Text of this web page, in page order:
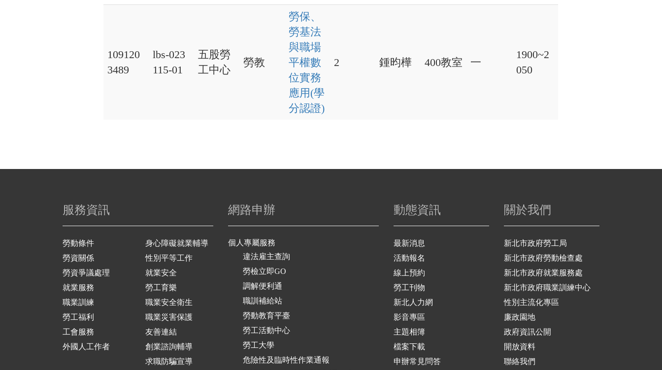
109120
3489
lbs-023
115-01
五股勞
工中心
勞教
勞保、
勞基法
與職場
平權數
位實務
應用(學
分認證)
2 鍾昀樺 400教室 一
1900~2
050
服務資訊
勞動條件
勞資關係
勞資爭議處理
就業服務
職業訓練
勞工福利
工會服務
外國人工作者
身心障礙就業輔導
性別平等工作
就業安全
勞工育樂
職業安全衛生
職業災害保護
友善連結
創業諮詢輔導
求職防騙宣導
網路申辦
個人專屬服務
違法雇主查詢
勞檢立即GO
調解便利通
職訓補給站
勞動教育平臺
勞工活動中心
勞工大學
危險性及臨時性作業通報
動態資訊
最新消息
活動報名
線上預約
勞工刊物
新北人力網
影音專區
主題相簿
檔案下載
申辦常見問答
關於我們
新北市政府勞工局
新北市政府勞動檢查處
新北市政府就業服務處
新北市政府職業訓練中心
性別主流化專區
廉政園地
政府資訊公開
開放資料
聯絡我們